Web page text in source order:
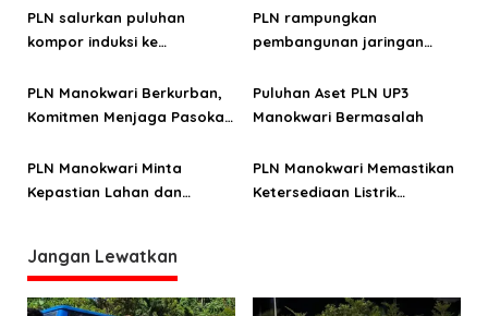
o
s
Papua Barat
PLN salurkan puluhan
kompor induksi ke
PLN rampungkan
pembangunan jaringan
Kabupaten Tambrauw
PLN Manokwari Berkurban,
Komitmen Menjaga Pasokan
Puluhan Aset PLN UP3
Manokwari Bermasalah
PLN Manokwari Minta
Kepastian Lahan dan
PLN Manokwari Memastikan
Ketersediaan Listrik
Jangan Lewatkan